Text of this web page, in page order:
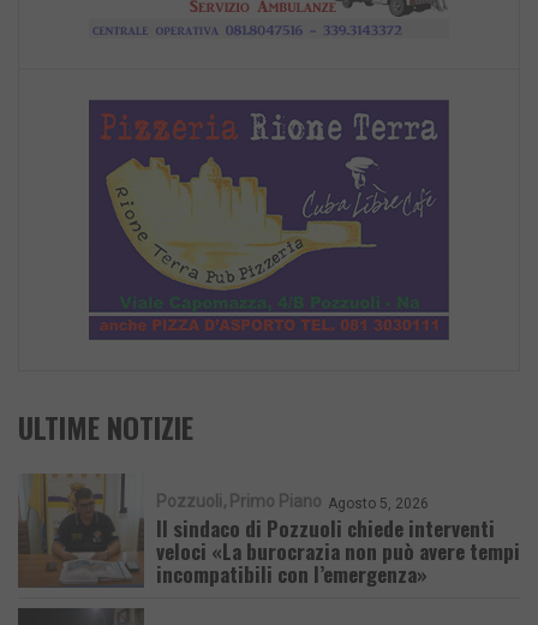
ULTIME NOTIZIE
Pozzuoli Primo Piano Agosto 5, 2026
Il sindaco di Pozzuoli chiede interventi
veloci «La burocrazia non può avere tempi
incompatibili con l’emergenza»